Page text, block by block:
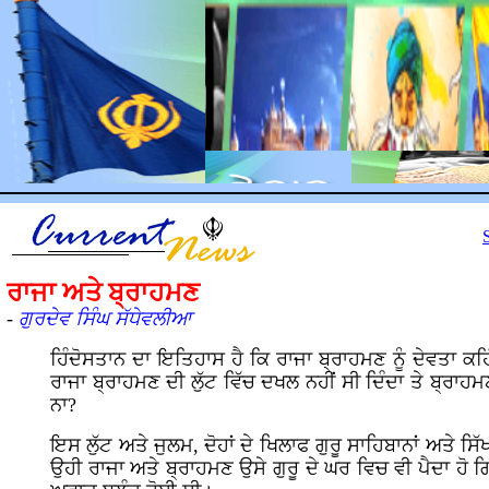
ਰਾਜਾ ਅਤੇ ਬ੍ਰਾਹਮਣ
- ਗੁਰਦੇਵ ਸਿੰਘ ਸੱਧੇਵਲੀਆ
ਹਿੰਦੋਸਤਾਨ ਦਾ ਇਤਿਹਾਸ ਹੈ ਕਿ ਰਾਜਾ ਬ੍ਰਾਹਮਣ ਨੂੰ ਦੇਵਤਾ
ਰਾਜਾ ਬ੍ਰਾਹਮਣ ਦੀ ਲੁੱਟ ਵਿੱਚ ਦਖਲ ਨਹੀਂ ਸੀ ਦਿੰਦਾ ਤੇ
ਨਾ?
ਇਸ ਲੁੱਟ ਅਤੇ ਜੁਲਮ, ਦੋਹਾਂ ਦੇ ਖਿਲਾਫ ਗੁਰੂ ਸਾਹਿਬਾਨਾਂ ਅਤੇ
ਉਹੀ ਰਾਜਾ ਅਤੇ ਬ੍ਰਾਹਮਣ ਉਸੇ ਗੁਰੂ ਦੇ ਘਰ ਵਿਚ ਵੀ ਪੈਦਾ ਹੋ